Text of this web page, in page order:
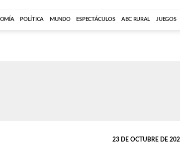
POLÍTICA MUNDO ESPECTÁCULOS ABC RURAL JUEGOS
23 DE OCTUBRE DE